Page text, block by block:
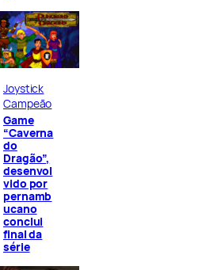
Joystick
Campeão
Game
“Caverna
do
Dragão”,
desenvol
vido por
pernamb
ucano
conclui
final da
série